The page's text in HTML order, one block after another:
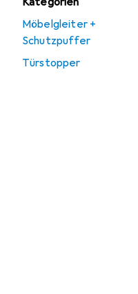
Möbelgleiter +
Schutzpuffer
Türstopper